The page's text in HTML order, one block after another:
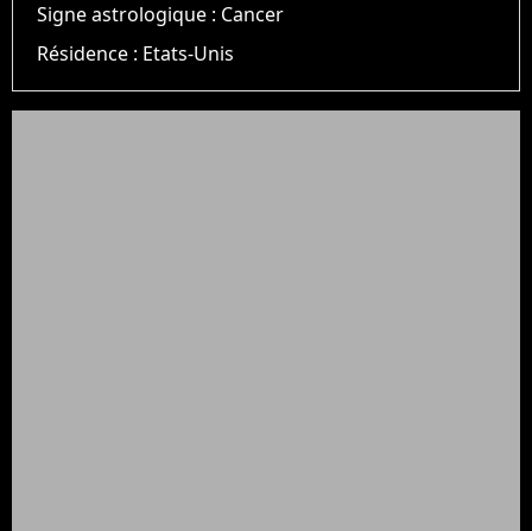
Signe astrologique : Cancer
Résidence : Etats-Unis